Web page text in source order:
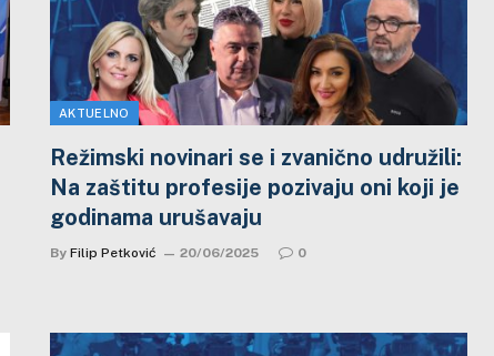
AKTUELNO
Režimski novinari se i zvanično udružili:
Na zaštitu profesije pozivaju oni koji je
godinama urušavaju
By Filip Petković 20/06/2025 0